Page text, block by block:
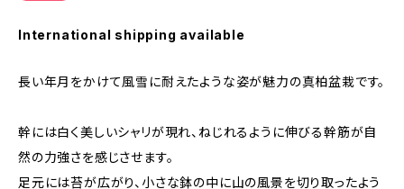
International shipping available
長い年月をかけて風雪に耐えたような姿が魅力の真柏盆栽です。
幹には白く美しいシャリが現れ、ねじれるように伸びる幹筋が自
然の力強さを感じさせます。
足元には苔が広がり、小さな鉢の中に山の風景を切り取ったよう